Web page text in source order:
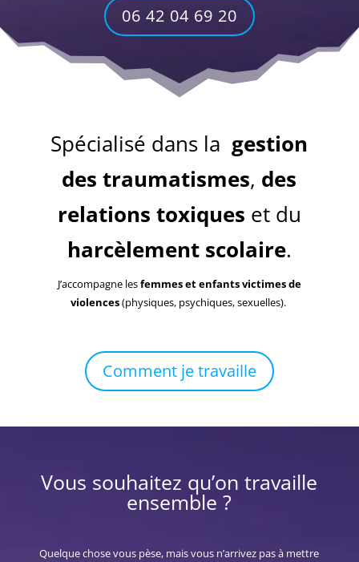
06 42 04 69 20
Spécialisé dans la gestion
des traumatismes, des
relations toxiques et du
harcèlement scolaire.
J’accompagne lesfemmes et enfants victimes de
violences(physiques, psychiques, sexuelles).
Comment je travaille
Vous souhaitez qu’on travaille
ensemble ?
Quelque chose vous pèse, mais vous n’arrivez pas à mettre